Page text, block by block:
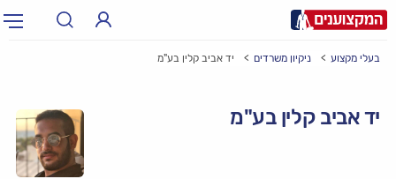
תל אביב, חיפה…
בעלי מקצוע ניקיון משרדים יד אביב קלין בע"מ
יד אביב קלין בע"מ